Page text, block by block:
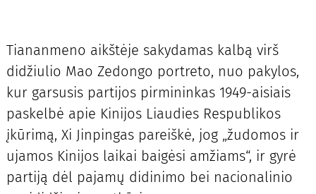
Tiananmeno aikštėje sakydamas kalbą virš
didžiulio Mao Zedongo portreto, nuo pakylos,
kur garsusis partijos pirmininkas 1949-aisiais
paskelbė apie Kinijos Liaudies Respublikos
įkūrimą, Xi Jinpingas pareiškė, jog „žudomos ir
ujamos Kinijos laikai baigėsi amžiams“, ir gyrė
partiją dėl pajamų didinimo bei nacionalinio